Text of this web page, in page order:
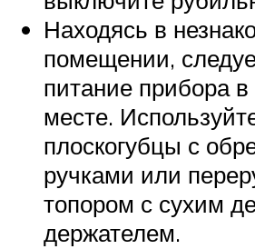
Находясь в
помещении,
питание прибора
месте.
плоскогубцы с
ручками или
топором с сухим
держателем.